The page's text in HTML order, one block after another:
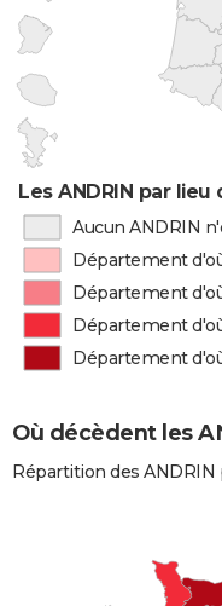
Les ANDRIN par lieu
Aucun ANDRIN
Département
Département
Département
Département
Où décèdent les
Répartition des